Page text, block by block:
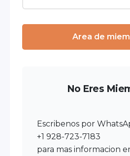
Area de
No Eres
Escribenos por
+1 928-723-7183
para mas informacion